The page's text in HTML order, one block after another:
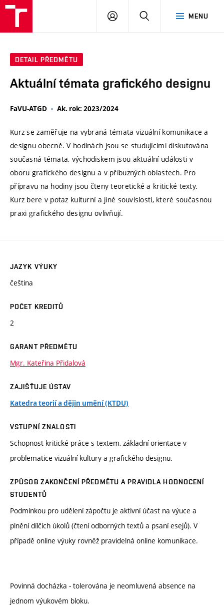
MENU
PŘIHLÁSIT
DETAIL PŘEDMĚTU
Aktuální témata grafického designu
FaVU-ATGD Ak. rok: 2023/2024
Kurz se zaměřuje na vybraná témata vizuální komunikace a
designu obecně. V hodinách jsou se studujícími diskutována
současná témata, východiskem jsou aktuální události v
oboru grafického designu a v příbuzných oblastech. Pro
přípravu na hodiny jsou čteny teoretické a kritické texty.
Kurz bere v potaz kulturní a jiné souvislosti, které současnou
praxi grafického designu ovlivňují.
JAZYK VÝUKY
čeština
POČET KREDITŮ
2
GARANT PŘEDMĚTU
Mgr. Kateřina Přidalová
ZAJIŠŤUJE ÚSTAV
Katedra teorií a dějin umění (KTDU)
VSTUPNÍ ZNALOSTI
Schopnost kritické práce s textem, základní orientace v
problematice vizuální kultury a grafického designu.
ZPŮSOB ZAKONČENÍ PŘEDMĚTU A PRAVIDLA HODNOCENÍ
STUDENTŮ
Podmínkou pro udělení zápočtu je aktivní účast na výuce a
plnění dílčích úkolů (čtení odborných textů a psaní esejů). V
případě online výuky rovněž pravidelná online komunikace.
Povinná docházka - tolerována je neomluvená absence na
jednom výukovém bloku.